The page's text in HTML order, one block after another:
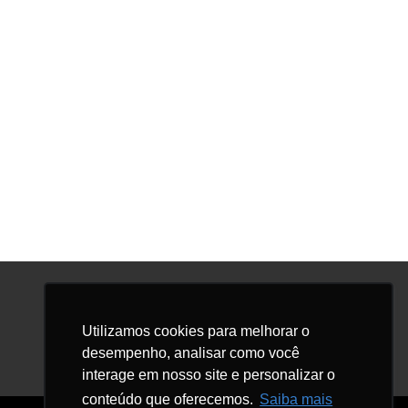
Utilizamos cookies para melhorar o
desempenho, analisar como você
interage em nosso site e personalizar o
conteúdo que oferecemos. Saiba mais
Facebook
LinkedIn
Instagram